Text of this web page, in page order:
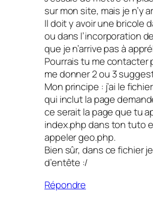
sur mon site, mais je n’y
Il doit y avoir une bricole
ou dans l’incorporation
que je n’arrive pas à
Pourrais tu me contacter
me donner 2 ou 3
Mon principe : j’ai le
qui inclut la page
ce serait la page que tu
index.php dans ton tuto
appeler geo.php.
Bien sûr, dans ce fichier je
d’entête :/
Répondre